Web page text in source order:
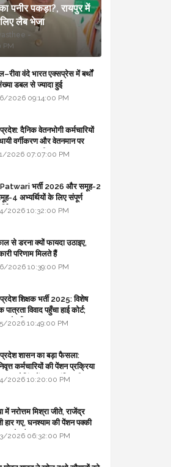
पनीर पकड़ा?, रायपुर में
लैब भेजा
PM
वंदे भारत एक्सप्रेस में बर्थों
डबल से ज्यादा हुई
2026 09:14:00 PM
दैनिक वेतनभोगी कर्मचारियों
वर्गीकरण और वेतनमान पर
का बड़ा स्पष्टीकरण
2026 07:07:00 PM
भर्ती 2026 और समूह-2
4 अभ्यर्थियों के लिए संपूर्ण
2026 10:32:00 PM
से डरना क्यों फायदा उठाइए,
परिणाम मिलते हैं
2026 10:39:00 PM
शिक्षक भर्ती 2025: विशेष
पात्रता विवाद पहुँचा हाई कोर्ट;
से माँगा जवाब
2026 10:49:00 PM
शासन का बड़ा फैसला:
कर्मचारियों की पेंशन प्रक्रिया
कोडिंग में हुए क्रांतिकारी
2026 10:20:00 PM
में नरोत्तम मिश्रा जीते, राजेंद्र
हार गए, घनश्याम की पेंशन पक्की
बैक टू...
2026 06:32:00 PM